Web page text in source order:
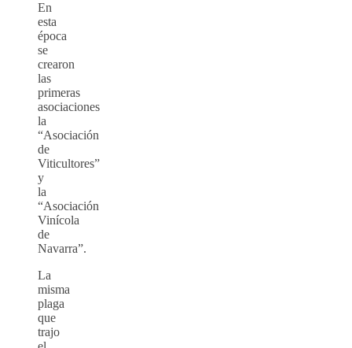
En
esta
época
se
crearon
las
primeras
asociaciones
la
“Asociación
de
Viticultores”
y
la
“Asociación
Vinícola
de
Navarra”.
La
misma
plaga
que
trajo